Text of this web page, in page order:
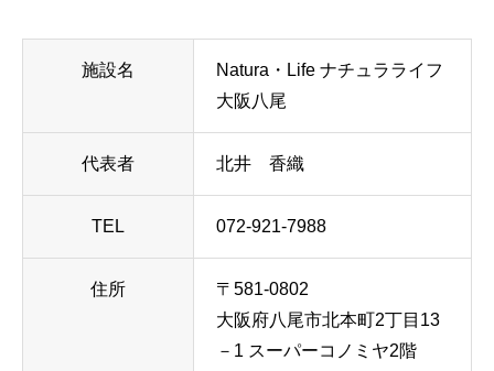
施設名
Natura・Life ナチュラライフ
大阪八尾
代表者 北井 香織
TEL 072-921-7988
住所
〒581-0802
大阪府八尾市北本町2丁目13
－1 スーパーコノミヤ2階